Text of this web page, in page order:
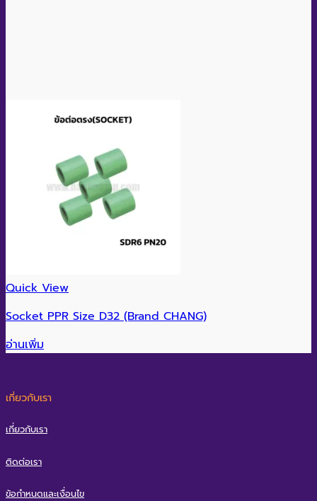
Quick View
Socket PPR Size D32 (Brand CHANG)
อ่านเพิ่ม
เกี่ยวกับเรา
เกี่ยวกับเรา
ติดต่อเรา
ข้อกำหนดและเงื่อนไข